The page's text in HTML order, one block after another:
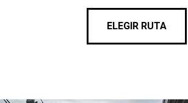
ELEGIR RUTA